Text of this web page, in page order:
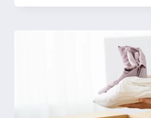
EXPERIENCIA